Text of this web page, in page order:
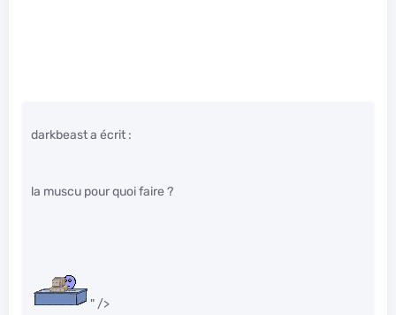
darkbeast a écrit :
la muscu pour quoi faire ?
" />